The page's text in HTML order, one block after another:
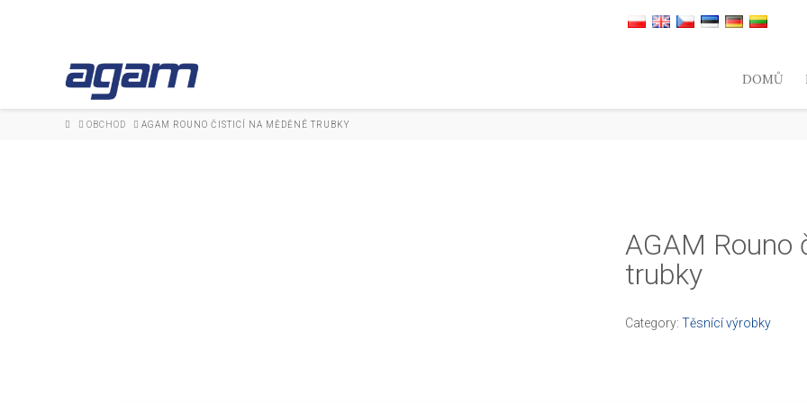
DOMŮ
HOMEOBCHOD AGAM ROUNO ČISTICÍ NA MĚDĚNÉ TRUBKY
AGAM Rouno
trubky
Category: Těsnící výrobky